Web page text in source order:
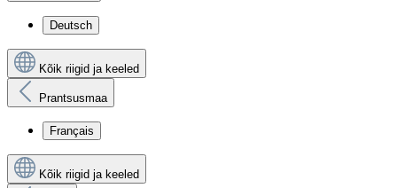
Deutsch
Kõik riigid ja keeled
Prantsusmaa
Français
Kõik riigid ja keeled